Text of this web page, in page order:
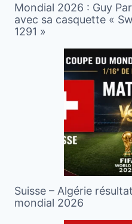
Mondial 2026 : Guy
avec sa casquette «
1291 »
Suisse – Algérie
mondial 2026